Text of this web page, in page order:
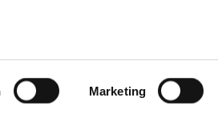
Marketing